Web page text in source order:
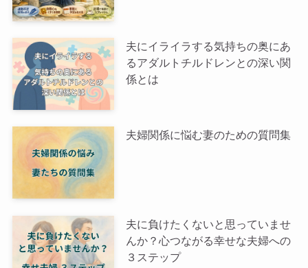
夫にイライラする気持ちの奥にあ
るアダルトチルドレンとの深い関
係とは
夫婦関係に悩む妻のための質問集
夫に負けたくないと思っていませ
んか？心つながる幸せな夫婦への
３ステップ